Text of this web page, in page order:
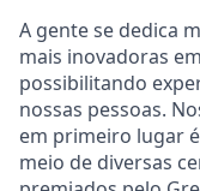
A gente se dedica
mais inovadoras
possibilitando
nossas pessoas.
em primeiro lugar
meio de diversas